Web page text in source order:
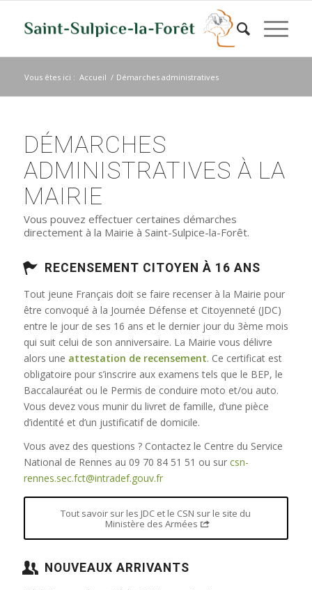
Vous êtes ici : Accueil / Démarches administratives
DÉMARCHES
ADMINISTRATIVES À LA
MAIRIE
Vous pouvez effectuer certaines démarches
directement à la Mairie à Saint-Sulpice-la-Forêt.
RECENSEMENT CITOYEN À 16 ANS
Tout jeune Français doit se faire recenser à la Mairie pour
être convoqué à la Journée Défense et Citoyenneté (JDC)
entre le jour de ses 16 ans et le dernier jour du 3ème mois
qui suit celui de son anniversaire. La Mairie vous délivre
alors une attestation de recensement. Ce certificat est
obligatoire pour s’inscrire aux examens tels que le BEP, le
Baccalauréat ou le Permis de conduire moto et/ou auto.
Vous devez vous munir du livret de famille, d’une pièce
d’identité et d’un justificatif de domicile.
Vous avez des questions ? Contactez le Centre du Service
National de Rennes au 09 70 84 51 51 ou sur csn-
rennes.sec.fct@intradef.gouv.fr
Tout savoir sur les JDC et le CSN sur le site du
Ministère des Armées
NOUVEAUX ARRIVANTS